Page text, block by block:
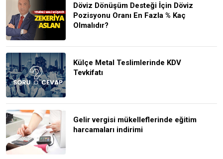
Döviz Dönüşüm Desteği İçin Döviz
Pozisyonu Oranı En Fazla % Kaç
Olmalıdır?
Külçe Metal Teslimlerinde KDV
Tevkifatı
Gelir vergisi mükelleflerinde eğitim
harcamaları indirimi